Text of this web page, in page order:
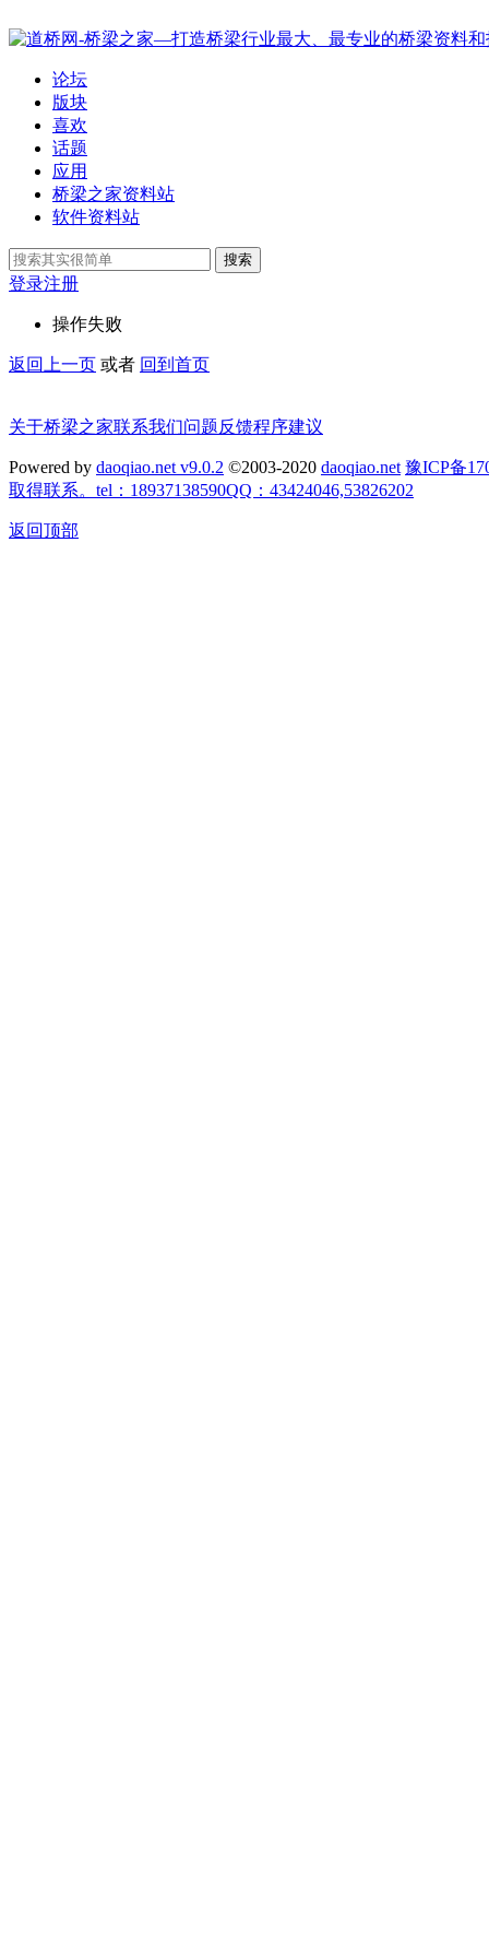
论坛
版块
喜欢
话题
应用
桥梁之家资料站
软件资料站
搜索
登录注册
操作失败
返回上一页 或者 回到首页
关于桥梁之家联系我们问题反馈程序建议
Powered by daoqiao.net v9.0.2 ©2003-2020 daoqiao.net 豫ICP备
取得联系。tel：18937138590QQ：43424046,53826202
返回顶部